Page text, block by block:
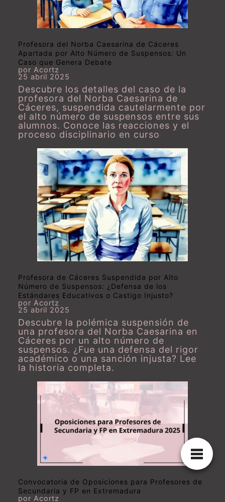
Profesora del Norba Caesarina de Cáceres
Apartada por Alto Número de Suspensos: Un
Caso que Genera Debate
por Acortz
25 abril 2025
Descubre los detalles del caso de la
profesora del Norba Caesarina de
Cáceres, suspendida cautelarmente por
el alto número de suspensos entre sus
alumnos. Conoce las reacciones y el
proceso disciplinario en curso
Profesora de Cáceres Suspendida por Alto
Número de Suspensos: ¿Defensa de los
Estándares Educativos o Castigo Injusto?
por Acortz
25 abril 2025
Descubre la polémica suspensión de
una profesora del Norba Caesarina en
Cáceres por un alto número de
suspensos. ¿Fue una defensa del rigor
académico o una sanción injusta? Lee
la historia completa.
Convocatoria de Oposiciones para Profesores de
Secundaria y FP en Extremadura
por Acortz